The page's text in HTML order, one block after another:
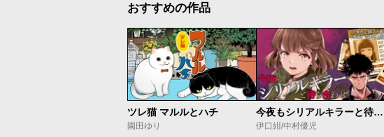
おすすめの作品
ツレ猫 マルルとハチ
園田ゆり
今夜もシリアルキラーと待ち合わせ
伊口紺/中村優児